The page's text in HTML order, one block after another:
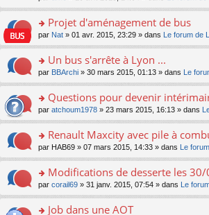
s
c
e
nt
lu
pl
u
s
c
e
nt
n
o
lu
pl
u
s
c
e
nt
g
e
n
o
lu
pl
u
s
c
e
nt
m
e
s
g
e
n
o
lu
pl
u
s
c
e
nt
er
le
m
e
s
a
g
e
n
n
lu
le
pl
u
c
o
n
ult
er
le
m
e
a
g
e
n
n
le
Projet d'aménagement de bus
par Nat » 01 avr. 2015, 23:29 » dans Le forum de
o
n
ult
er
le
m
e
a
g
e
n
Un bus s'arrête à Lyon ...
par BBArchi » 30 mars 2015, 01:13 » dans Le
o
n
ult
er
le
m
e
Questions pour devenir
par atchoum1978 » 23 mars 2015, 16:13 » dans
o
n
ult
er
le
m
Renault Maxcity avec pile à
par HAB69 » 07 mars 2015, 14:33 » dans Le
o
n
Modifications de desserte les
par corail69 » 31 janv. 2015, 07:54 » dans Le
Job dans une AOT